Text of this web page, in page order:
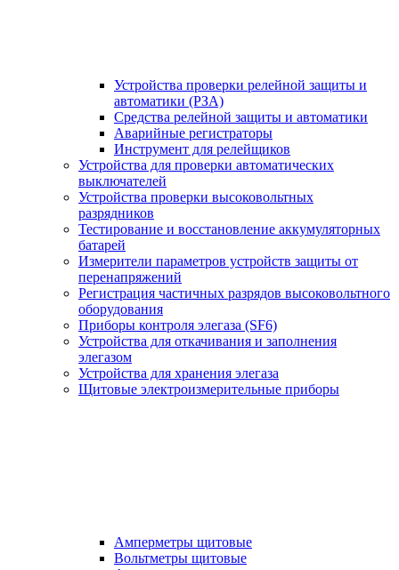
Устройства проверки релейной защиты и
автоматики (РЗА)
Средства релейной защиты и автоматики
Аварийные регистраторы
Инструмент для релейщиков
Устройства для проверки автоматических
выключателей
Устройства проверки высоковольтных
разрядников
Тестирование и восстановление аккумуляторных
батарей
Измерители параметров устройств защиты от
перенапряжений
Регистрация частичных разрядов высоковольтного
оборудования
Приборы контроля элегаза (SF6)
Устройства для откачивания и заполнения
элегазом
Устройства для хранения элегаза
Щитовые электроизмерительные приборы
Амперметры щитовые
Вольтметры щитовые